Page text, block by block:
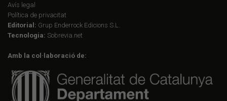
Avís legal
Política de privacitat
Editorial: Grup Enderrock Edicions S.L.
Tecnologia: Sobrevia.net
Amb la col·laboració de: